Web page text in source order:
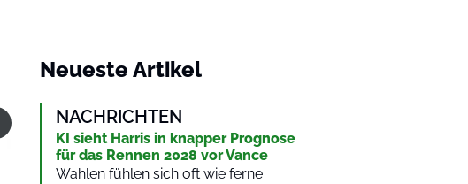
Neueste Artikel
NACHRICHTEN
KI sieht Harris in knapper Prognose
für das Rennen 2028 vor Vance
Wahlen fühlen sich oft wie ferne